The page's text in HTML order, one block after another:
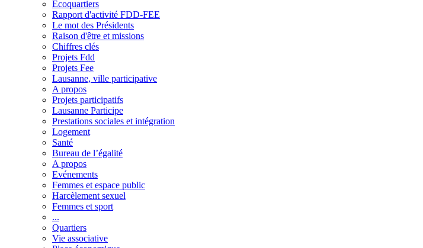
Ecoquartiers
Rapport d'activité FDD-FEE
Le mot des Présidents
Raison d'être et missions
Chiffres clés
Projets Fdd
Projets Fee
Lausanne, ville participative
A propos
Projets participatifs
Lausanne Participe
Prestations sociales et intégration
Logement
Santé
Bureau de l’égalité
A propos
Evénements
Femmes et espace public
Harcèlement sexuel
Femmes et sport
...
Quartiers
Vie associative